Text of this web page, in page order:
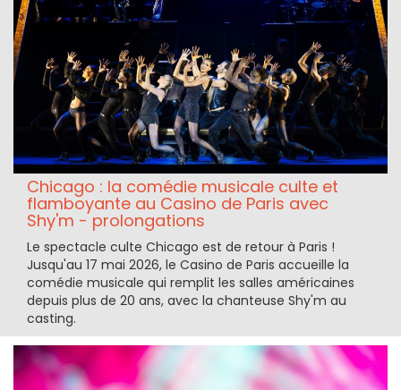
Chicago : la comédie musicale culte et
flamboyante au Casino de Paris avec
Shy'm - prolongations
Le spectacle culte Chicago est de retour à Paris !
Jusqu'au 17 mai 2026, le Casino de Paris accueille la
comédie musicale qui remplit les salles américaines
depuis plus de 20 ans, avec la chanteuse Shy'm au
casting.